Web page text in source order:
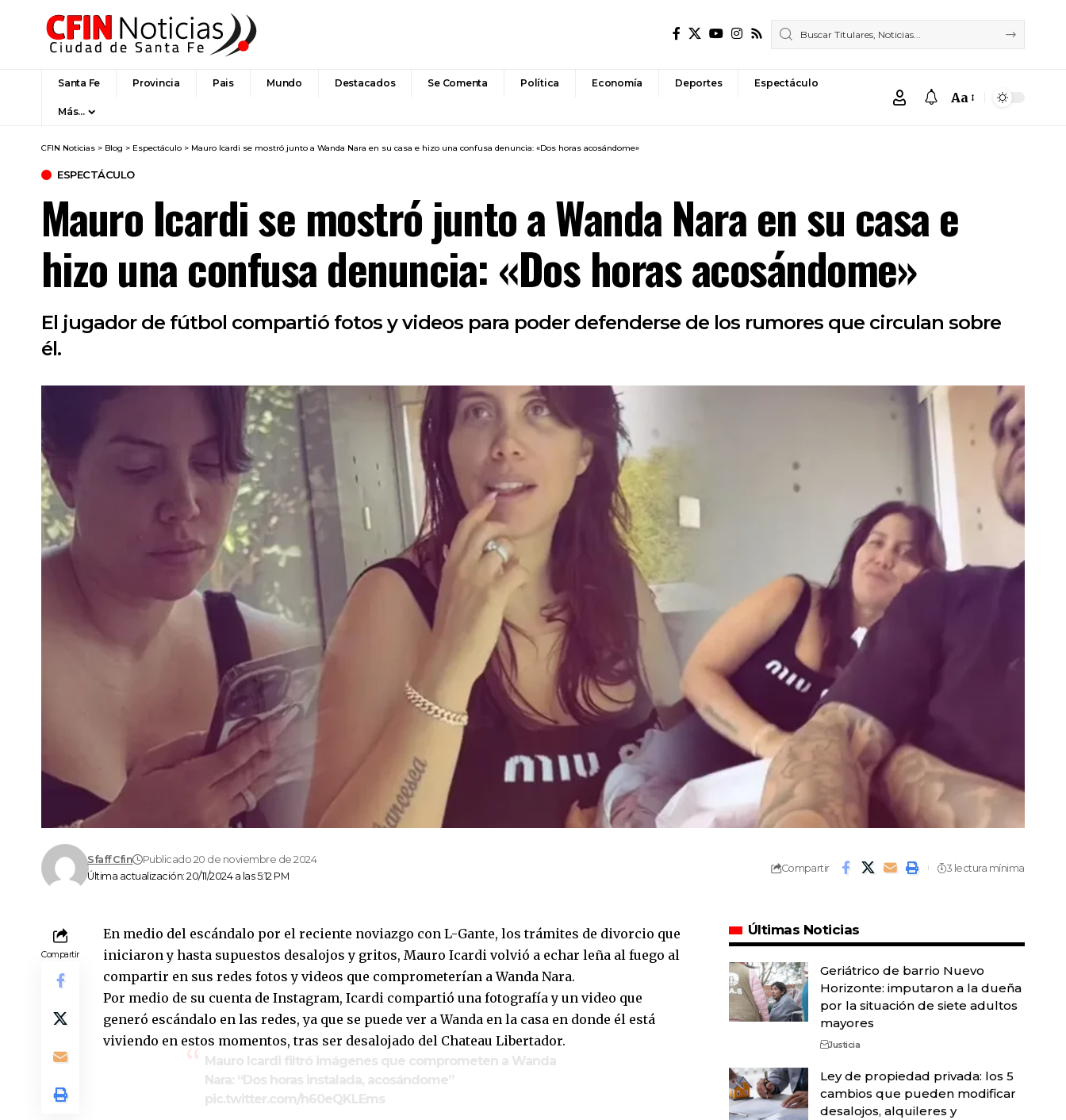
Santa Fe Provincia Pais Mundo Destacados Se Comenta Política Economía Deportes Espectáculo
Más…
Font
Aa
CFIN Noticias > Blog > Espectáculo > Mauro Icardi se mostró junto a Wanda Nara en su casa e hizo una confusa denuncia: «Dos horas acosándome»
ESPECTÁCULO
Mauro Icardi se mostró junto a Wanda Nara en su casa e
hizo una confusa denuncia: «Dos horas acosándome»
El jugador de fútbol compartió fotos y videos para poder defenderse de los rumores que circulan sobre
él.
Última actualización: 20/11/2024 a las 5:12 PM
Sfaff Cfin Publicado 20 de noviembre de 2024
Compartir 3 lectura mínima
Compartir
En medio del escándalo por el reciente noviazgo con L-Gante, los trámites de divorcio que
iniciaron y hasta supuestos desalojos y gritos, Mauro Icardi volvió a echar leña al fuego al
compartir en sus redes fotos y videos que comprometerían a Wanda Nara.
Por medio de su cuenta de Instagram, Icardi compartió una fotografía y un video que
generó escándalo en las redes, ya que se puede ver a Wanda en la casa en donde él está
viviendo en estos momentos, tras ser desalojado del Chateau Libertador.
Mauro Icardi filtró imágenes que comprometen a Wanda
Nara: “Dos horas instalada, acosándome”
pic.twitter.com/h60eQKLEms
Últimas Noticias
Geriátrico de barrio Nuevo
Horizonte: imputaron a la dueña
por la situación de siete adultos
mayores
Justicia
Ley de propiedad privada: los 5
cambios que pueden modificar
desalojos, alquileres y